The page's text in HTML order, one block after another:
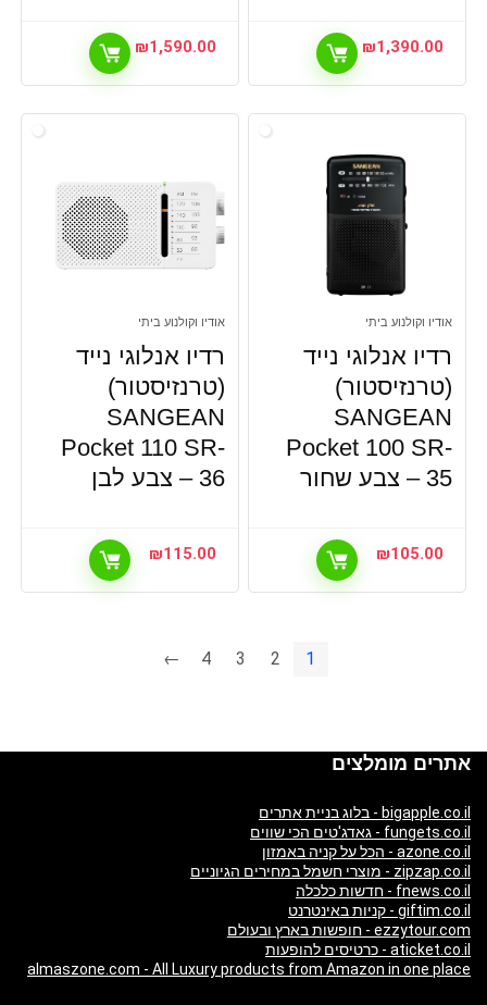
₪1,390.00
₪1,590.00
אודיו וקולנוע ביתי
רדיו אנלוגי נייד
(טרנזיסטור)
SANGEAN
Pocket 100 SR-
35 – צבע שחור
₪105.00
אודיו וקולנוע ביתי
רדיו אנלוגי נייד
(טרנזיסטור)
SANGEAN
Pocket 110 SR-
36 – צבע לבן
₪115.00
1
2
3
4
←
אתרים מומלצים
bigapple.co.il - בלוג בניית אתרים
fungets.co.il - גאדג'טים הכי שווים
azone.co.il - הכל על קניה באמזון
zipzap.co.il - מוצרי חשמל במחירים הגיוניים
fnews.co.il - חדשות כלכלה
giftim.co.il - קניות באינטרנט
ezzytour.com - חופשות בארץ ובעולם
aticket.co.il - כרטיסים להופעות
almaszone.com - All Luxury products from Amazon in one place